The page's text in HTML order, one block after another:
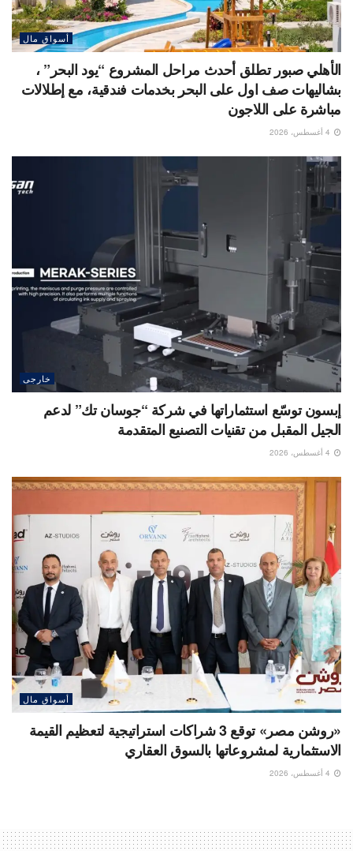
أسواق مال
الأهلي صبور تطلق أحدث مراحل المشروع “يود البحر” ،
بشاليهات صف اول على البحر بخدمات فندقية، مع إطلالات
مباشرة على اللاجون
خارجى
إبسون توسّع استثماراتها في شركة “جوسان تك” لدعم
الجيل المقبل من تقنيات التصنيع المتقدمة
أسواق مال
«روشن مصر» توقع 3 شراكات استراتيجية لتعظيم القيمة
الاستثمارية لمشروعاتها بالسوق العقاري